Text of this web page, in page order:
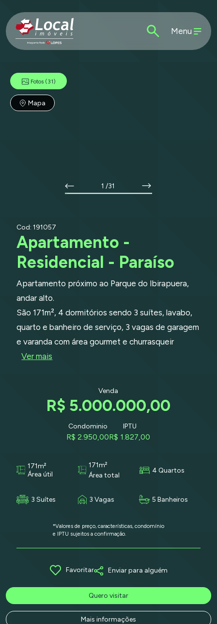
Menu
Fotos (31)
Mapa
1 /31
Cod: 191057
Apartamento -
Residencial - Paraíso
Apartamento próximo ao Parque do Ibirapuera,
andar alto.
São 171m², 4 dormitórios sendo 3 suítes, lavabo,
quarto e banheiro de serviço, 3 vagas de garagem
e varanda com área gourmet e churrasqueir
Ver mais
Venda
R$ 5.000.000,00
Condominio
R$ 2.950,00
IPTU
R$ 1.827,00
171m²
Área útil
171m²
Área total
4 Quartos
3 Suítes 3 Vagas 5 Banheiros
*Valores de preço, características, condomínio
e IPTU sujeitos a confirmação.
Favoritar Enviar para alguém
Quero visitar
Mais informações